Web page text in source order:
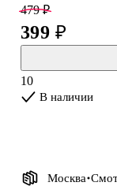
полиэстеровой
саржевого способа
голубых и синих
синего цвета
намотана на втулку
479 ₽
399 ₽
10
В наличии
Москва